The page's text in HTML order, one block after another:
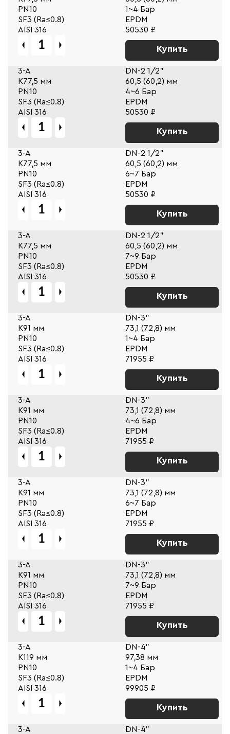
PN10
1~4 Бар
SF3 (Ra≤0.8)
EPDM
AISI 316
50530 ₽
Купить
3-A
DN-2 1/2"
К77,5 мм
60,5 (60,2) мм
PN10
4~6 Бар
SF3 (Ra≤0.8)
EPDM
AISI 316
50530 ₽
Купить
3-A
DN-2 1/2"
К77,5 мм
60,5 (60,2) мм
PN10
6~7 Бар
SF3 (Ra≤0.8)
EPDM
AISI 316
50530 ₽
Купить
3-A
DN-2 1/2"
К77,5 мм
60,5 (60,2) мм
PN10
7~9 Бар
SF3 (Ra≤0.8)
EPDM
AISI 316
50530 ₽
Купить
3-A
DN-3"
К91 мм
73,1 (72,8) мм
PN10
1~4 Бар
SF3 (Ra≤0.8)
EPDM
AISI 316
71955 ₽
Купить
3-A
DN-3"
К91 мм
73,1 (72,8) мм
PN10
4~6 Бар
SF3 (Ra≤0.8)
EPDM
AISI 316
71955 ₽
Купить
3-A
DN-3"
К91 мм
73,1 (72,8) мм
PN10
6~7 Бар
SF3 (Ra≤0.8)
EPDM
AISI 316
71955 ₽
Купить
3-A
DN-3"
К91 мм
73,1 (72,8) мм
PN10
7~9 Бар
SF3 (Ra≤0.8)
EPDM
AISI 316
71955 ₽
Купить
3-A
DN-4"
К119 мм
97,38 мм
PN10
1~4 Бар
SF3 (Ra≤0.8)
EPDM
AISI 316
99905 ₽
Купить
3-A
DN-4"